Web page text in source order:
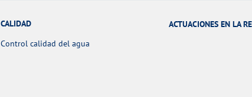
CALIDAD
Control calidad del agua
ACTUACIONES EN LA